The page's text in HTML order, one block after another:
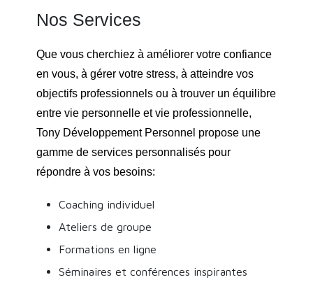
Nos Services
Que vous cherchiez à améliorer votre confiance
en vous, à gérer votre stress, à atteindre vos
objectifs professionnels ou à trouver un équilibre
entre vie personnelle et vie professionnelle,
Tony Développement Personnel propose une
gamme de services personnalisés pour
répondre à vos besoins:
Coaching individuel
Ateliers de groupe
Formations en ligne
Séminaires et conférences inspirantes